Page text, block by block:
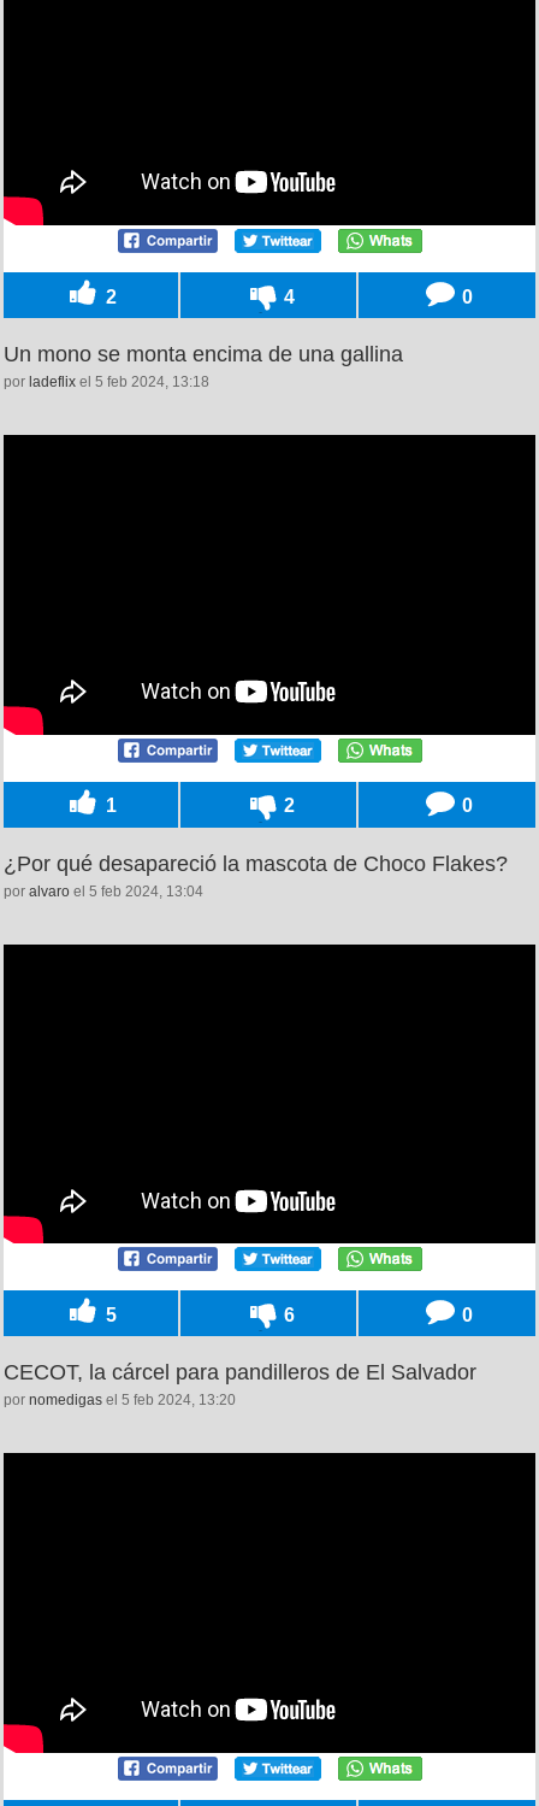
2 4 0
Un mono se monta encima de una gallina
por ladeflix el 5 feb 2024, 13:18
1 2 0
¿Por qué desapareció la mascota de Choco Flakes?
por alvaro el 5 feb 2024, 13:04
5 6 0
CECOT, la cárcel para pandilleros de El Salvador
por nomedigas el 5 feb 2024, 13:20